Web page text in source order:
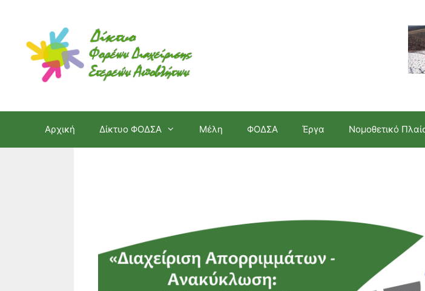
περιεχόμενο
Αρχική Δίκτυο ΦΟΔΣΑ Μέλη ΦΟΔΣΑ Έργα Νομοθετικό